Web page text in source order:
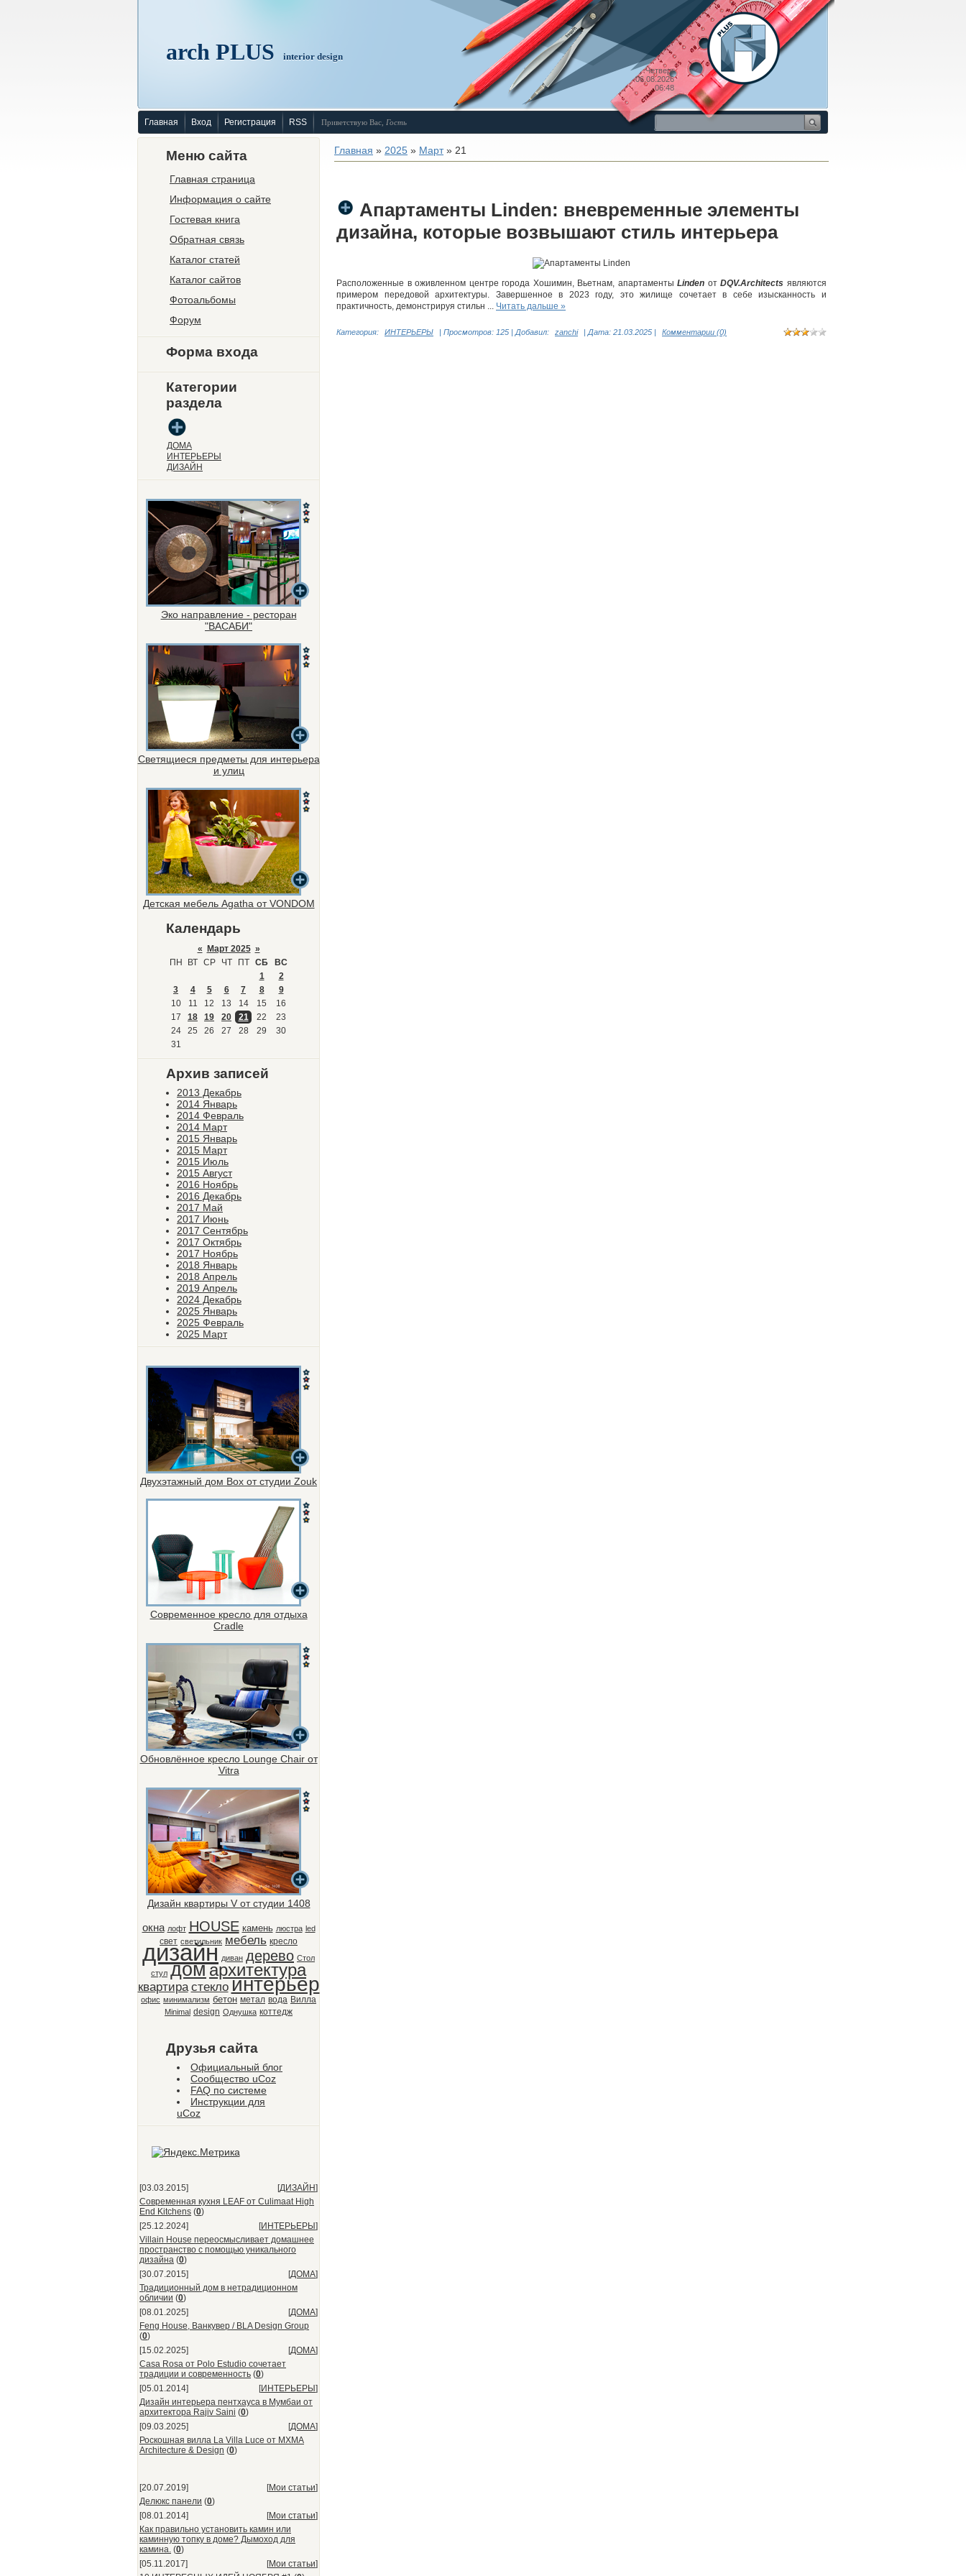
Четверг
06.08.2026
06:48
arch PLUS interior design
Главная Вход Регистрация RSS Приветствую Вас Гость
Меню сайта
Главная страница
Информация о сайте
Гостевая книга
Обратная связь
Каталог статей
Каталог сайтов
Фотоальбомы
Форум
Форма входа
Категории
раздела
ДОМА
ИНТЕРЬЕРЫ
ДИЗАЙН
Эко направление - ресторан
"ВАСАБИ"
Светящиеся предметы для интерьера
и улиц
Детская мебель Agatha от VONDOM
Календарь
« Март 2025 »
ПН
ВТ СР ЧТ ПТ СБ
ВС
1
2
3
4 5 6 7 8
9
10
11 12 13 14 15
16
17
18 19 20 21 22
23
24
25 26 27 28 29
30
31
Архив записей
2013 Декабрь
2014 Январь
2014 Февраль
2014 Март
2015 Январь
2015 Март
2015 Июль
2015 Август
2016 Ноябрь
2016 Декабрь
2017 Май
2017 Июнь
2017 Сентябрь
2017 Октябрь
2017 Ноябрь
2018 Январь
2018 Апрель
2019 Апрель
2024 Декабрь
2025 Январь
2025 Февраль
2025 Март
Двухэтажный дом Box от студии Zouk
Современное кресло для отдыха
Cradle
Обновлённое кресло Lounge Chair от
Vitra
Дизайн квартиры V от студии 1408
окна лофт HOUSE камень люстра led
свет светильник мебель кресло
дизайн диван дерево Стол
стул домархитектура
квартира стекло интерьер
офис минимализм бетон метал вода Вилла
Minimal design Однушка коттедж
Друзья сайта
Официальный блог
Сообщество uCoz
FAQ по системе
Инструкции для
uCoz
[03.03.2015] [ДИЗАЙН]
Современная кухня LEAF от Culimaat High
End Kitchens (0)
[25.12.2024]
[ИНТЕРЬЕРЫ ]
Villain House переосмысливает домашнее
пространство с помощью уникального
дизайна (0)
[30.07.2015]
[ДОМА]
Традиционный дом в нетрадиционном
обличии (0)
[08.01.2025]
[ДОМА]
Feng House, Ванкувер / BLA Design Group
(0)
[15.02.2025]
[ДОМА]
Casa Rosa от Polo Estudio сочетает
традиции и современность (0)
[05.01.2014]
[ИНТЕРЬЕРЫ ]
Дизайн интерьера пентхауса в Мумбаи от
архитектора Rajiv Saini (0)
[09.03.2025]
[ДОМА]
Роскошная вилла La Villa Luce от MXMA
Architecture & Design (0)
[20.07.2019] [Мои статьи]
Делюкс панели (0)
[08.01.2014]
[Мои статьи]
Как правильно установить камин или
каминную топку в доме? Дымоход для
камина. (0)
[05.11.2017]
[Мои статьи]
Главная » 2025 » Март » 21
Апартаменты Linden: вневременные элементы
дизайна, которые возвышают стиль интерьера
Расположенные в оживленном центре города Хошимин, Вьетнам, апартаментыLinden отDQV.Architects являются
примером передовой архитектуры. Завершенное в 2023 году, это жилище сочетает в себе изысканность и
практичность, демонстрируя стильн ... Читать дальше »
Категория: ИНТЕРЬЕРЫ | Просмотров: 125 | Добавил: zanchi | Дата: 21.03.2025 | Комментарии (0)